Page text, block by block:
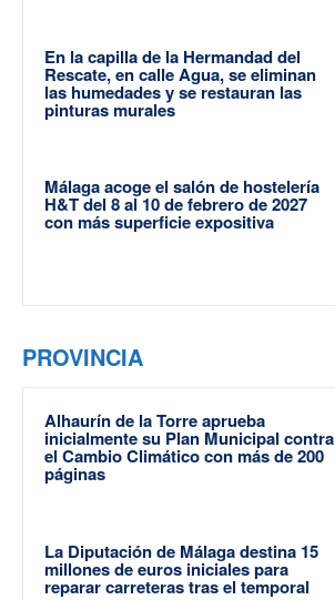
En la capilla de la Hermandad del
Rescate, en calle Agua, se eliminan
las humedades y se restauran las
pinturas murales
Málaga acoge el salón de hostelería
H&T del 8 al 10 de febrero de 2027
con más superficie expositiva
PROVINCIA
Alhaurín de la Torre aprueba
inicialmente su Plan Municipal contra
el Cambio Climático con más de 200
páginas
La Diputación de Málaga destina 15
millones de euros iniciales para
reparar carreteras tras el temporal